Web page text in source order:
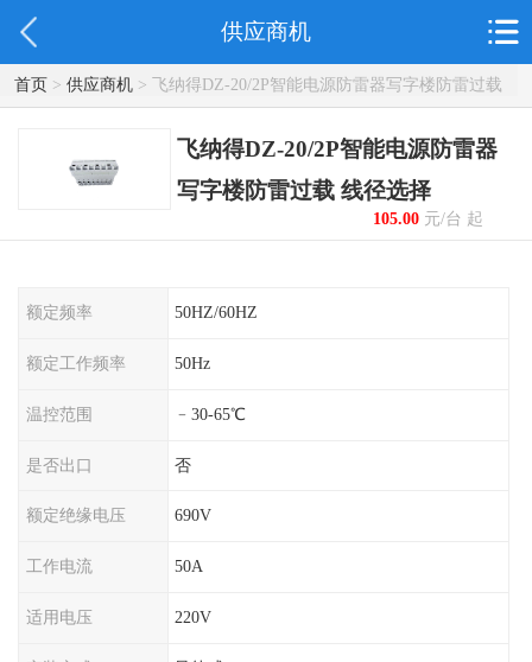
供应商机
首页> 供应商机> 飞纳得DZ-20/2P智能电源防雷器写字楼防雷过载
线径选择
飞纳得DZ-20/2P智能电源防雷器
写字楼防雷过载 线径选择
105.00元/台 起
额定频率 50HZ/60HZ
额定工作频率 50Hz
温控范围 ﹣30-65℃
是否出口 否
额定绝缘电压 690V
工作电流 50A
适用电压 220V